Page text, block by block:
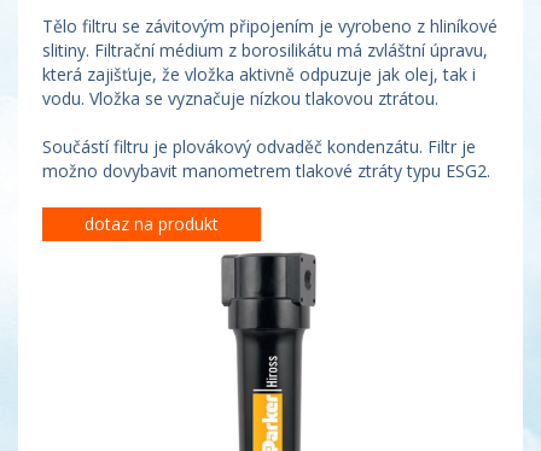
Tělo filtru se závitovým připojením je vyrobeno z hliníkové
slitiny. Filtrační médium z borosilikátu má zvláštní úpravu,
která zajišťuje, že vložka aktivně odpuzuje jak olej, tak i
vodu. Vložka se vyznačuje nízkou tlakovou ztrátou.
Součástí filtru je plovákový odvaděč kondenzátu. Filtr je
možno dovybavit manometrem tlakové ztráty typu ESG2.
dotaz na produkt